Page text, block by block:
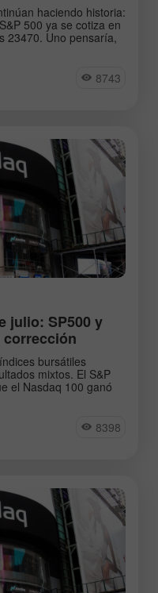
haciendo historia:
500 ya se cotiza en
23470. Uno pensaría,
8743
julio: SP500 y
corrección
bursátiles
mixtos. El S&P
el Nasdaq 100 ganó
8398